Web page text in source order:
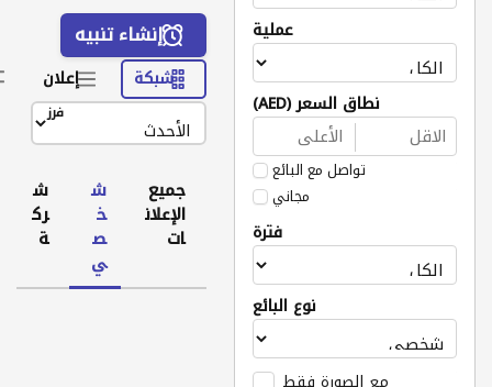
عملية
نطاق السعر (AED)
تواصل مع البائع
مجاني
فترة
نوع البائع
إنشاء تنبيه
شبكة إعلان
فرز
جميع
الإعلان
ات
ش
خ
ص
ي
ش
رك
ة